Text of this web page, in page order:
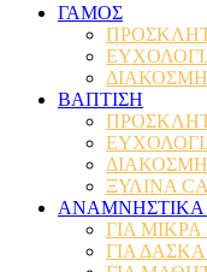
ΓΑΜΟΣ
ΒΑΠΤΙΣΗ
ΞΥΛΙΝΑ
ΑΝΑΜΝΗΣΤΙΚΑ
ΓΙΑ ΜΙΚΡΑ
ΓΙΑ